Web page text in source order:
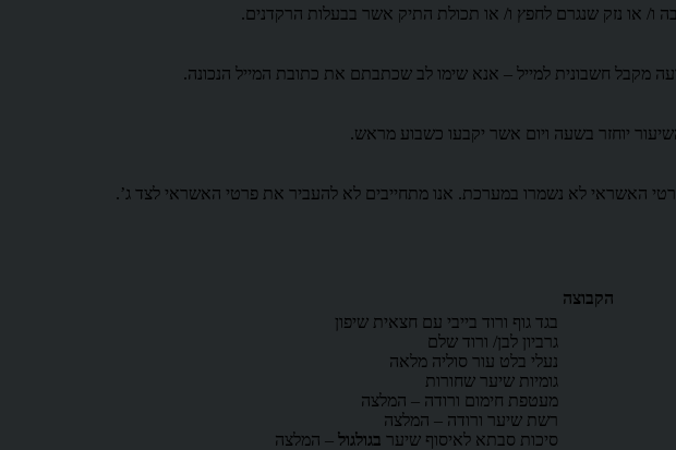
ו/ או נזק שנגרם לחפץ ו/ או תכולת התיק אשר בבעלות הרקדנים.
יוחזר בשעה ויום אשר יקבעו כשבוע מראש.
האשראי לא נשמרו במערכת. אנו מתחייבים לא להעביר את פרטי האשראי לצד ג’.
הקבוצה
בגד גוף ורוד בייבי עם חצאית שיפון
גרביון לבן/ ורוד שלם
נעלי בלט עור סוליה מלאה
גומיות שיער שחורות
מעטפת חימום ורודה – המלצה
רשת שיער ורודה – המלצה
סיכות סבתא לאיסוף שיער בגולגול – המלצה